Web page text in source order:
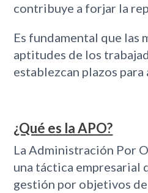
contribuye a forjar la
Es fundamental que las
aptitudes de los
establezcan plazos para
¿Qué es la APO?
La Administración Por
una táctica empresarial
gestión por objetivos